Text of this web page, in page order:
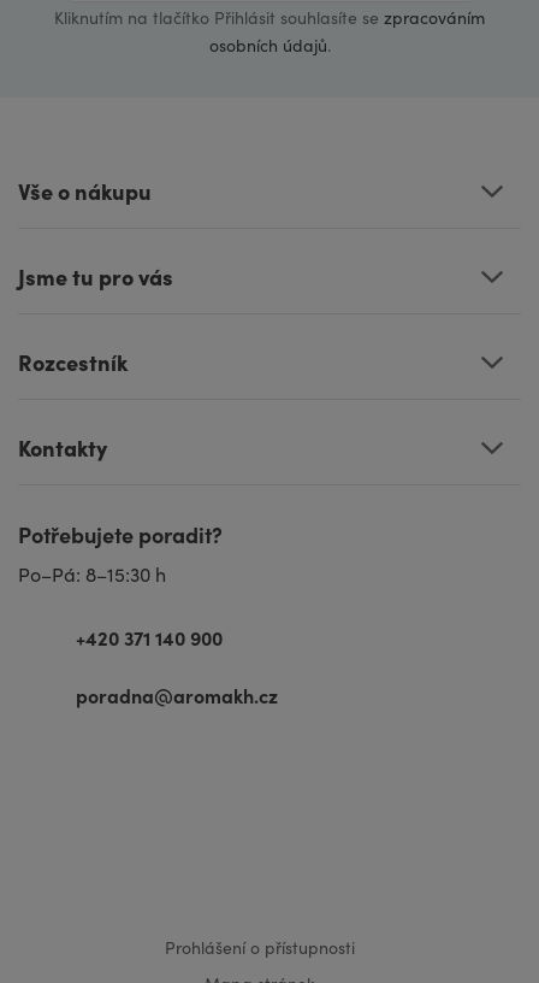
Kliknutím na tlačítko Přihlásit souhlasíte se zpracováním
osobních údajů.
Vše o nákupu
Jsme tu pro vás
Rozcestník
Kontakty
Potřebujete poradit?
Po–Pá: 8–15:30 h
+420 371 140 900
poradna@aromakh.cz
Prohlášení o přístupnosti